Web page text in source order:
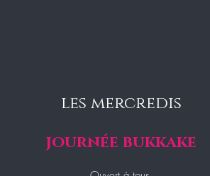
les mercredis
journée bukkake